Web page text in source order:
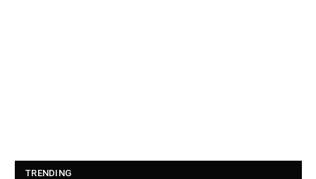
TRENDING